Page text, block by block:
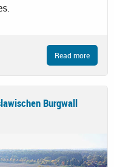
Read more
Burgwall